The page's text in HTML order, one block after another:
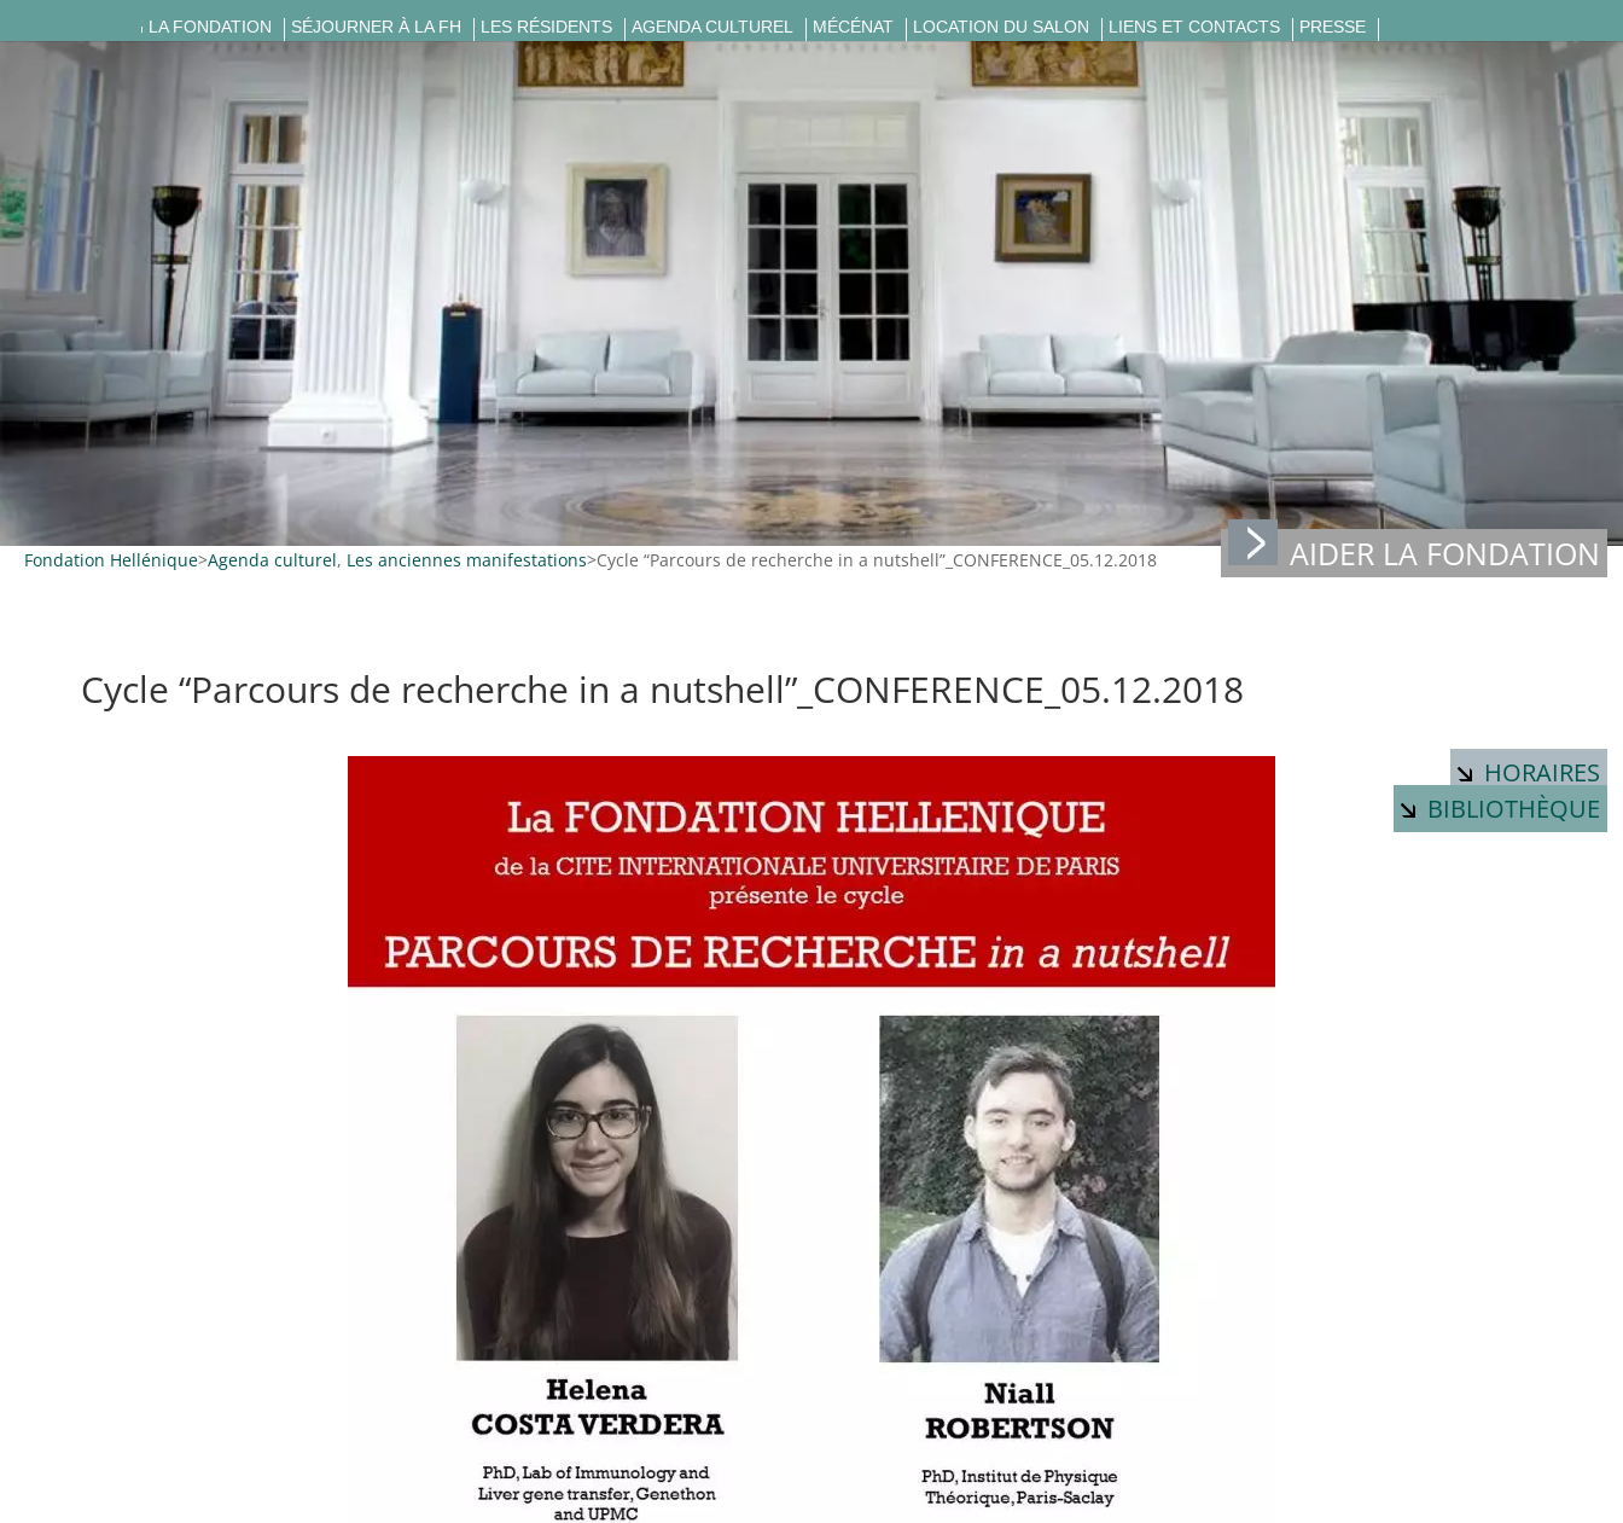
LA FONDATION SÉJOURNER À LA FH LES RÉSIDENTS AGENDA CULTUREL MÉCÉNAT LOCATION DU SALON LIENS ET CONTACTS PRESSE
HORAIRES
BIBLIOTHÈQUE
AIDER LA FONDATION
Fondation Hellénique>Agenda culturel, Les anciennes manifestations>Cycle “Parcours de recherche in a nutshell”_CONFERENCE_05.12.2018
Cycle “Parcours de recherche in a nutshell”_CONFERENCE_05.12.2018